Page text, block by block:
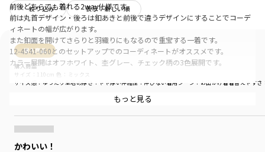
絞り込み 表示：新しい順
購入商品
購入商品
サイズ感 ：ゆったり 生地の厚さ ：やや厚い伸縮性 ：伸びない着用シーン ：お出かけ着着替えやすさ
サイズ：110cm 色：ミックス
かわいい！
前後どちらでも着れる2way仕様です。
前は丸首デザイン・後ろは釦あきと前後で違うデザインにすることでコーデ
ィネートの幅が広がります。
また釦面を開けてさらりと羽織りにもなるので重宝する一着です。
12-4541-060とのセットアップでのコーディネートがオススメです。
カラー展開はオフホワイト、杢グレー、チェック柄の3色展開です。
【男女兼用】
透け感：なし
もっと見る